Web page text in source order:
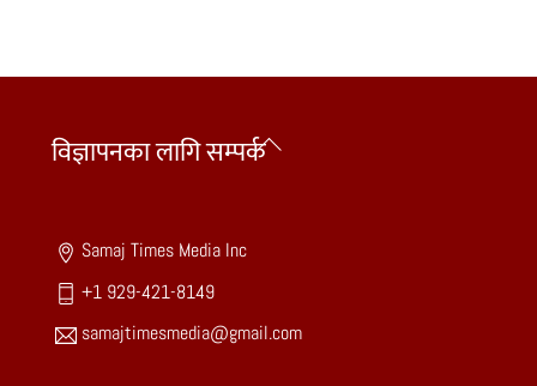
Back
विज्ञापनका लागि सम्पर्क
Samaj Times Media Inc
+1 929-421-8149
samajtimesmedia@gmail.com